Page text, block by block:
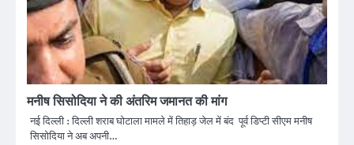
मनीष सिसोदिया ने की अंतरिम जमानत की मांग
नई दिल्ली : दिल्ली शराब घोटाला मामले में तिहाड़ जेल में बंद पूर्व डिप्टी सीएम मनीष
सिसोदिया ने अब अपनी…